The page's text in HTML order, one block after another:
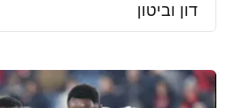
דון וביטון